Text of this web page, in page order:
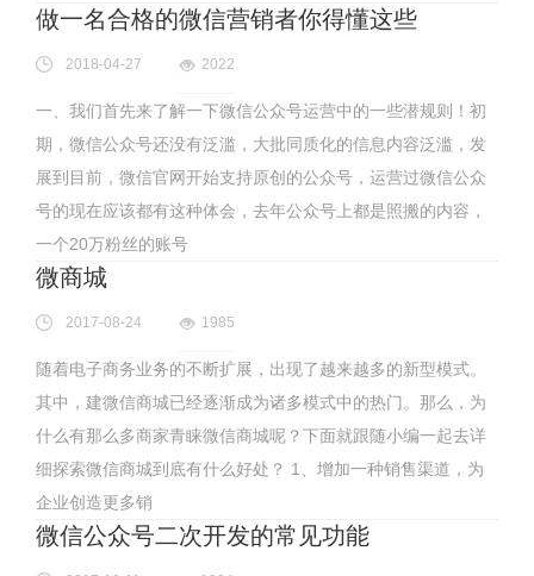
做一名合格的微信营销者你得懂这些
2018-04-27 2022
一、我们首先来了解一下微信公众号运营中的一些潜规则！初
期，微信公众号还没有泛滥，大批同质化的信息内容泛滥，发
展到目前，微信官网开始支持原创的公众号，运营过微信公众
号的现在应该都有这种体会，去年公众号上都是照搬的内容，
一个20万粉丝的账号
微商城
2017-08-24 1985
随着电子商务业务的不断扩展，出现了越来越多的新型模式。
其中，建微信商城已经逐渐成为诸多模式中的热门。那么，为
什么有那么多商家青睐微信商城呢？下面就跟随小编一起去详
细探索微信商城到底有什么好处？ 1、增加一种销售渠道，为
企业创造更多销
微信公众号二次开发的常见功能